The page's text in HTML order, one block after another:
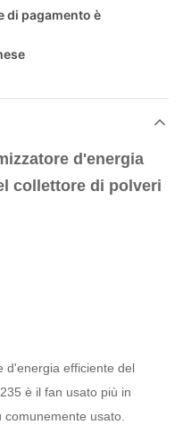
di pagamento è
d'energia
collettore di polveri
d'energia efficiente del
è il fan usato più in
usato.